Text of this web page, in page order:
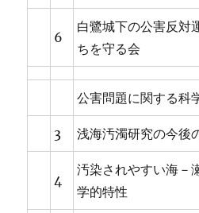
6
白鷺城下の公害反対
ちを守る会
公害問題に関する科
3 浅海汚濁研究の今後
4
汚染されやすい海－
学的特性